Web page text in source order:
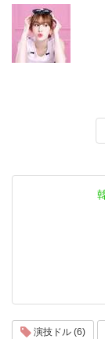
演技ドル (6)